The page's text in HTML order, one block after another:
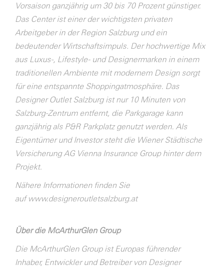
Vorsaison ganzjährig um 30 bis 70 Prozent günstiger.
Das Center ist einer der wichtigsten privaten
Arbeitgeber in der Region Salzburg und ein
bedeutender Wirtschaftsimpuls. Der hochwertige Mix
aus Luxus-, Lifestyle- und Designermarken in einem
traditionellen Ambiente mit modernem Design sorgt
für eine entspannte Shoppingatmosphäre. Das
Designer Outlet Salzburg ist nur 10 Minuten von
Salzburg-Zentrum entfernt, die Parkgarage kann
ganzjährig als P&R Parkplatz genutzt werden. Als
Eigentümer und Investor steht die Wiener Städtische
Versicherung AG Vienna Insurance Group hinter dem
Projekt.
Nähere Informationen finden Sie
aufwww.designeroutletsalzburg.at
Über die McArthurGlen Group
Die McArthurGlen Group ist Europas führender
Inhaber, Entwickler und Betreiber von Designer